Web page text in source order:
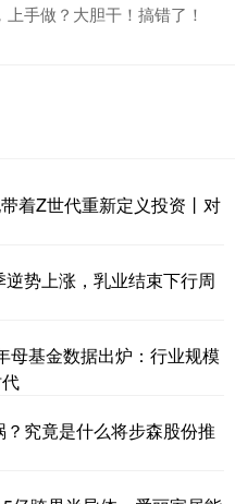
手做？大胆干！搞错了！
着Z世代重新定义投资丨对
势上涨，乳业结束下行周
母基金数据出炉：行业规模
究竟是什么将步森股份推